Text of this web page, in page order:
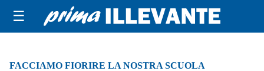
☰
FACCIAMO FIORIRE LA NOSTRA SCUOLA